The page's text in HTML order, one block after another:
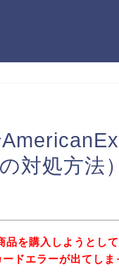
対処方法）
を購入しようとして
ドエラーが出てしま